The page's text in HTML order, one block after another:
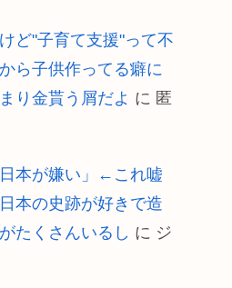
ど"子育て支援"って不
ら子供作ってる癖に
り金貰う屑だよ に 匿
日本が嫌い」←これ嘘
本の史跡が好きで造
たくさんいるし に ジ